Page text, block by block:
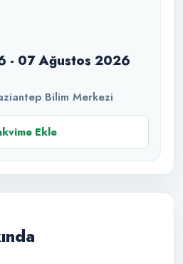
- 07 Ağustos 2026
Bilim Merkezi
Ekle